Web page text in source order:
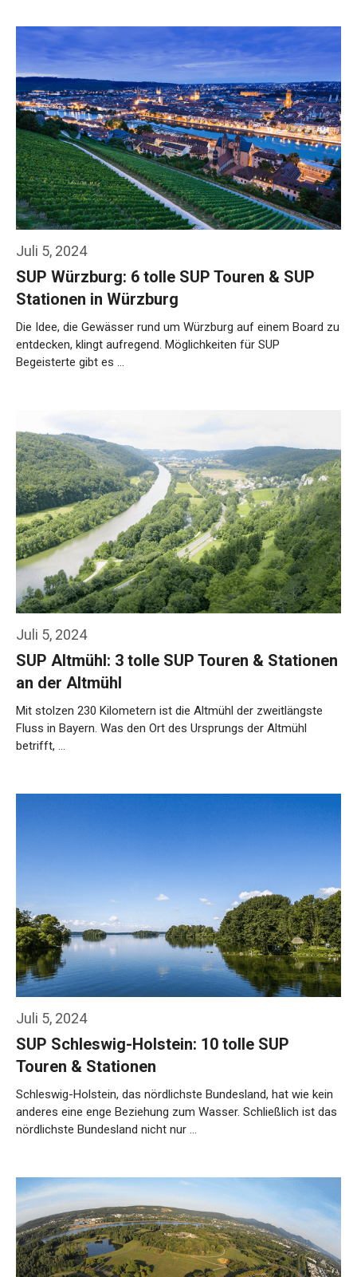
Juli 5, 2024
SUP Würzburg: 6 tolle SUP Touren & SUP
Stationen in Würzburg
Die Idee, die Gewässer rund um Würzburg auf einem Board zu
entdecken, klingt aufregend. Möglichkeiten für SUP
Begeisterte gibt es …
Juli 5, 2024
SUP Altmühl: 3 tolle SUP Touren & Stationen
an der Altmühl
Mit stolzen 230 Kilometern ist die Altmühl der zweitlängste
Fluss in Bayern. Was den Ort des Ursprungs der Altmühl
betrifft, …
Juli 5, 2024
SUP Schleswig-Holstein: 10 tolle SUP
Touren & Stationen
Schleswig-Holstein, das nördlichste Bundesland, hat wie kein
anderes eine enge Beziehung zum Wasser. Schließlich ist das
nördlichste Bundesland nicht nur …